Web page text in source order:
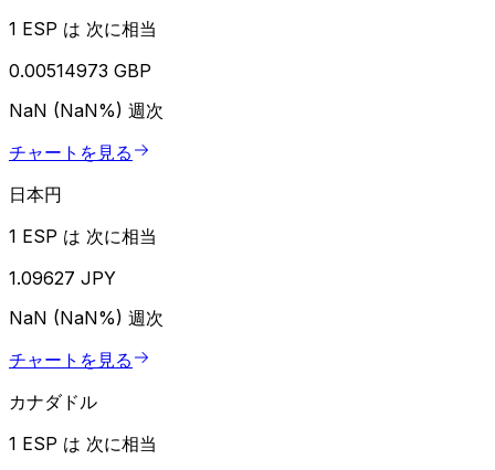
1 ESP は 次に相当
0.00514973 GBP
NaN (NaN%) 週次
チャートを見る
日本円
1 ESP は 次に相当
1.09627 JPY
NaN (NaN%) 週次
チャートを見る
カナダドル
1 ESP は 次に相当